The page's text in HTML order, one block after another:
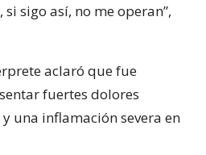
sigo así, no me operan”,
aclaró que fue
fuertes dolores
una inflamación severa en